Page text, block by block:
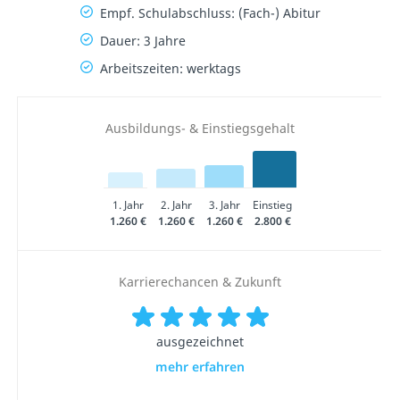
Empf. Schulabschluss: (Fach-) Abitur
Dauer: 3 Jahre
Arbeitszeiten: werktags
Ausbildungs- & Einstiegsgehalt
1. Jahr 2. Jahr 3. Jahr
Einstieg
1.260 €
1.260 € 1.260 € 2.800 €
Karrierechancen & Zukunft
ausgezeichnet
mehr erfahren